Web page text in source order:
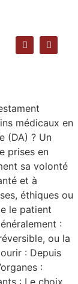
médicaux en
(DA) ? Un
prises en
sa volonté
et à
éthiques ou
le patient
:
ou la
: Depuis
:
: Le choix